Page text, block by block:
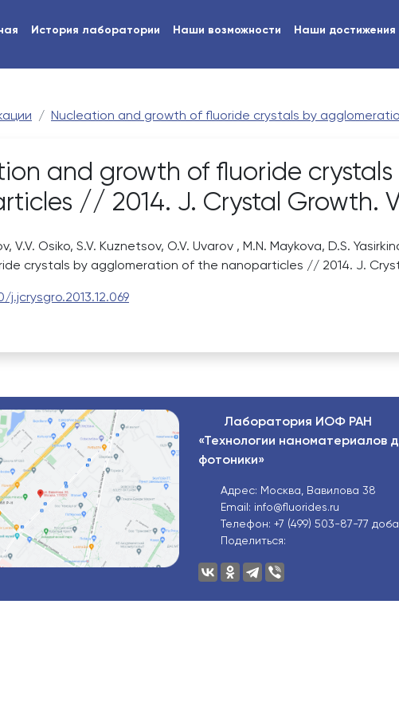
История лаборатории Наши возможности Наши достижения
Nucleation and growth of fluoride crystals by
and growth of fluoride
// 2014. J. Crystal Growth.
V.V. Osiko, S.V. Kuznetsov, O.V. Uvarov , M.N. Maykova, D.S.
crystals by agglomeration of the nanoparticles // 2014. J.
j.jcrysgro.2013.12.069
Лаборатория ИОФ РАН
«Технологии наноматериалов
фотоники»
Адрес: Москва, Вавилова 38
Email: info@fluorides.ru
Телефон: +7 (499) 503-87-77
Поделиться: